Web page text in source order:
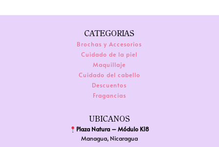
CATEGORIAS
Brochas y Accesorios
Cuidado de la piel
Maquillaje
Cuidado del cabello
Descuentos
Fragancias
UBICANOS
Plaza Natura – Módulo K18
Managua, Nicaragua